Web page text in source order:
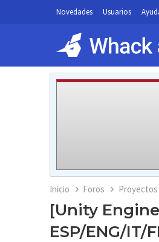
Novedades Usuarios
Inicio Foros Proyectos
[Unity
ESP/ENG/IT/